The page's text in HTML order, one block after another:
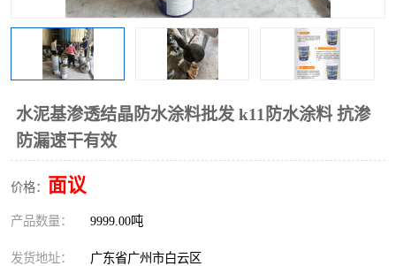
水泥基渗透结晶防水涂料批发 k11防水涂料 抗渗
防漏速干有效
价格： 面议
产品数量： 9999.00吨
发货地址： 广东省广州市白云区